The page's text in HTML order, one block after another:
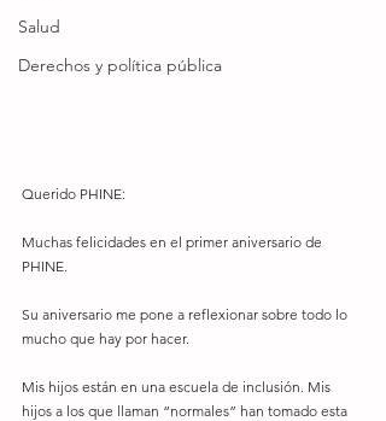
Salud
Derechos y política pública
Querido PHINE:
Muchas felicidades en el primer aniversario de
PHINE.
Su aniversario me pone a reflexionar sobre todo lo
mucho que hay por hacer.
Mis hijos están en una escuela de inclusión. Mis
hijos a los que llaman “normales” han tomado esta